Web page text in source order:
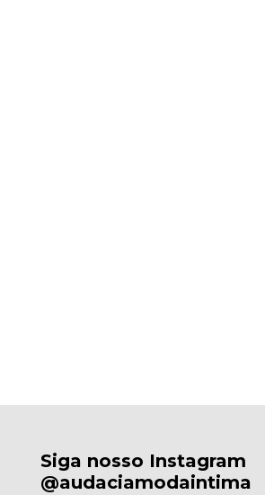
Siga nosso Instagram
@audaciamodaintima